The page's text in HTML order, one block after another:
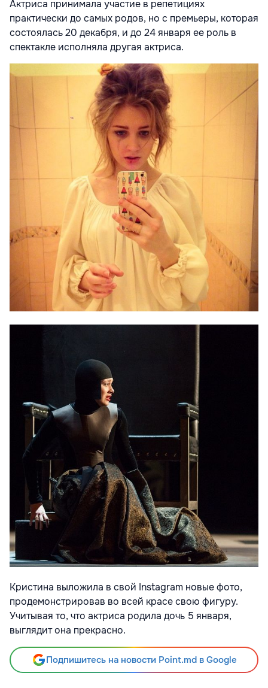
Актриса принимала участие в репетициях
практически до самых родов, но с премьеры, которая
состоялась 20 декабря, и до 24 января ее роль в
спектакле исполняла другая актриса.
Кристина выложила в свой Instagram новые фото,
продемонстрировав во всей красе свою фигуру.
Учитывая то, что актриса родила дочь 5 января,
выглядит она прекрасно.
Подпишитесь на новости Point.md в Google